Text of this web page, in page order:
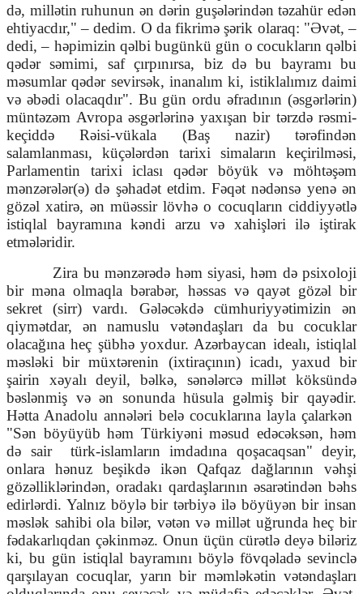
də, millətin ruhunun ən dərin guşələrindən təzahür edən
ehtiyacdır," – dedim. O da fikrimə şərik olaraq: "Əvət, –
dedi, – həpimizin qəlbi bugünkü gün o cocukların qəlbi
qədər səmimi, saf çırpınırsa, biz də bu bayramı bu
məsumlar qədər sevirsək, inanalım ki, istiklalımız daimi
və əbədi olacaqdır". Bu gün ordu əfradının (əsgərlərin)
müntəzəm Avropa əsgərlərinə yaxışan bir tərzdə rəsmi-
keçiddə Rəisi-vükala (Baş nazir) tərəfindən
salamlanması, küçələrdən tarixi simaların keçirilməsi,
Parlamentin tarixi iclası qədər böyük və möhtəşəm
mənzərələr(ə) də şəhadət etdim. Fəqət nədənsə yenə ən
gözəl xatirə, ən müəssir lövhə o cocuqların ciddiyyətlə
istiqlal bayramına kəndi arzu və xahişləri ilə iştirak
etmələridir.
Zira bu mənzərədə həm siyasi, həm də psixoloji
bir məna olmaqla bərabər, həssas və qayət gözəl bir
sekret (sirr) vardı. Gələcəkdə cümhuriyyətimizin ən
qiymətdar, ən namuslu vətəndaşları da bu cocuklar
olacağına heç şübhə yoxdur. Azərbaycan idealı, istiqlal
məsləki bir müxtərenin (ixtiraçının) icadı, yaxud bir
şairin xəyalı deyil, bəlkə, sənələrcə millət köksündə
bəslənmiş və ən sonunda hüsula gəlmiş bir qayədir.
Hətta Anadolu annələri belə cocuklarına layla çalarkən
"Sən böyüyüb həm Türkiyəni məsud edəcəksən, həm
də sair
türk-islamların imdadına qoşacaqsan" deyir,
onlara hənuz beşikdə ikən Qafqaz dağlarının vəhşi
gözəlliklərindən, oradakı qardaşlarının əsarətindən bəhs
edirlərdi. Yalnız böylə bir tərbiyə ilə böyüyən bir insan
məslək sahibi ola bilər, vətən və millət uğrunda heç bir
fədakarlıqdan çəkinməz. Onun üçün cürətlə deyə biləriz
ki, bu gün istiqlal bayramını böylə fövqəladə sevinclə
qarşılayan cocuqlar, yarın bir məmləkətin vətəndaşları